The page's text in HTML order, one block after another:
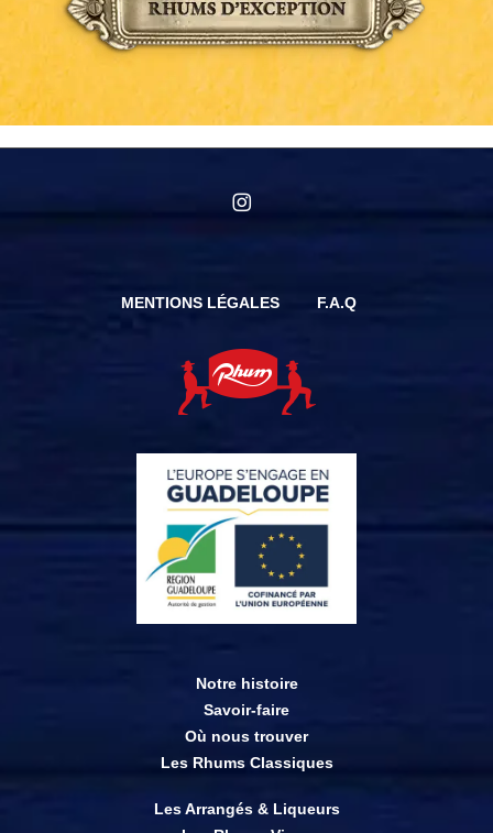
MENTIONS LÉGALES F.A.Q
Notre histoire
Savoir-faire
Où nous trouver
Les Rhums Classiques
Les Arrangés & Liqueurs